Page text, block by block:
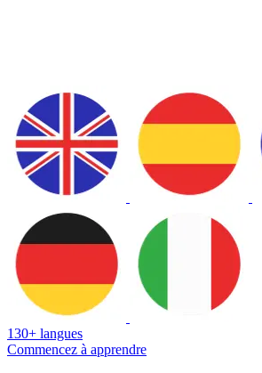
130+ langues
Commencez à apprendre